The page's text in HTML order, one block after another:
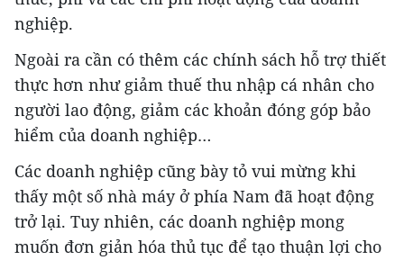
nghiệp.
Ngoài ra cần có thêm các chính sách hỗ trợ thiết
thực hơn như giảm thuế thu nhập cá nhân cho
người lao động, giảm các khoản đóng góp bảo
hiểm của doanh nghiệp…
Các doanh nghiệp cũng bày tỏ vui mừng khi
thấy một số nhà máy ở phía Nam đã hoạt động
trở lại. Tuy nhiên, các doanh nghiệp mong
muốn đơn giản hóa thủ tục để tạo thuận lợi cho